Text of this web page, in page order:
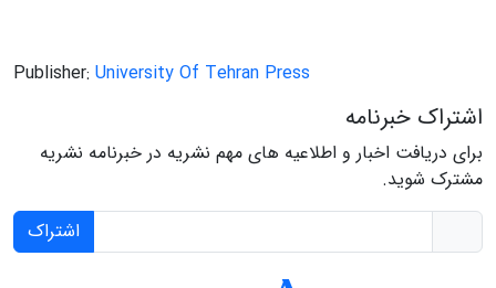
Publisher: University Of Tehran Press
اشتراک خبرنامه
برای دریافت اخبار و اطلاعیه های مهم نشریه در خبرنامه نشریه
مشترک شوید.
اشتراک